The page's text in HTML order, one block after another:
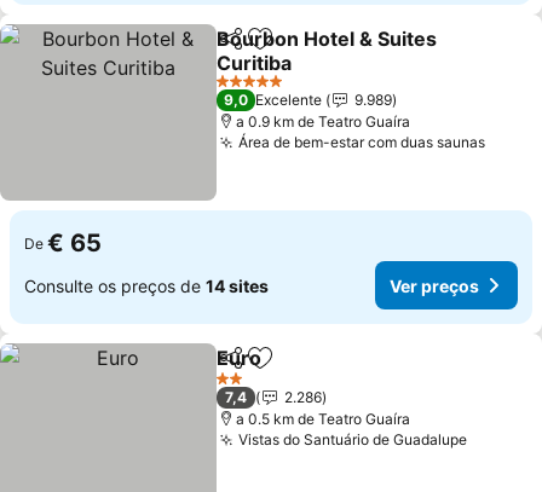
PartilharAdicionar aos favoritos
Bourbon Hotel & Suites
Curitiba
Ver preços
5 Estrelas
9,0 Excelente
9.989
a 0.9 km de Teatro Guaíra
Área de bem-estar com duas saunasVer
De € 65
Consulte os preços de 14 sites Ver preços
PartilharAdicionar aos favoritos
Euro
2 Estrelas
7,4
2.286
a 0.5 km de Teatro Guaíra
Vistas do Santuário de GuadalupeVer